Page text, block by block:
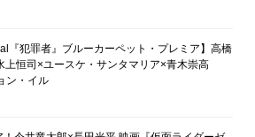
『犯罪者』ブルーカーペット・プレミア】高橋
上恒司×ユースケ・サンタマリア×青木崇高
ン・イル